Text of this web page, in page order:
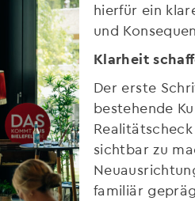
hierfür ein
und
Klarheit
Der erste
bestehende
sichtbar zu
familiär